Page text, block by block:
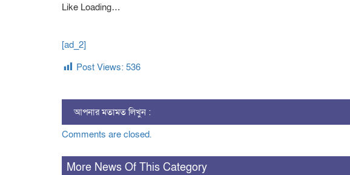
Like Loading…
[ad_2]
Post Views: 536
আপনার মতামত লিখুন :
Comments are closed.
More News Of This Category